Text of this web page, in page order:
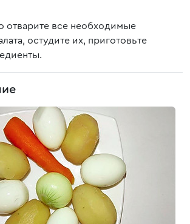
отварите все необходимые
остудите их, приготовьте